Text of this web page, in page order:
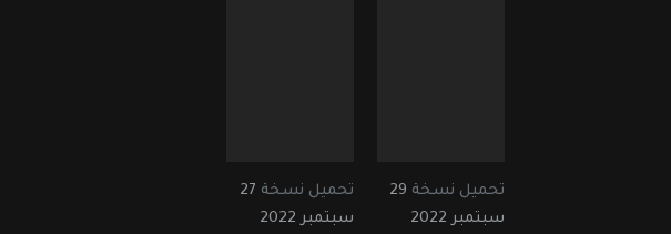
تحميل نسخة 29
سبتمبر 2022
تحميل نسخة 27
سبتمبر 2022